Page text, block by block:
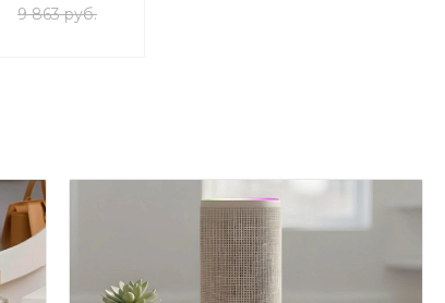
9 863 руб.